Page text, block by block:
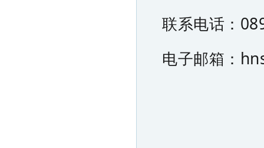
联系电话：
电子邮箱：